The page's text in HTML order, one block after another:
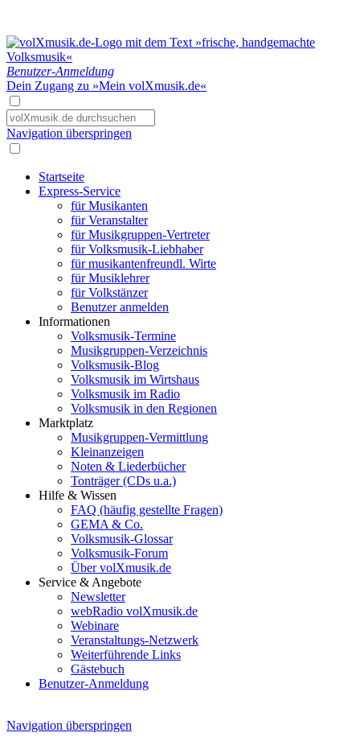
Benutzer-Anmeldung
Dein Zugang zu »Mein volXmusik.de«
Navigation überspringen
Startseite
Express-Service
für Musikanten
für Veranstalter
für Musikgruppen-Vertreter
für Volksmusik-Liebhaber
für musikantenfreundl. Wirte
für Musiklehrer
für Volkstänzer
Benutzer anmelden
Informationen
Volksmusik-Termine
Musikgruppen-Verzeichnis
Volksmusik-Blog
Volksmusik im Wirtshaus
Volksmusik im Radio
Volksmusik in den Regionen
Marktplatz
Musikgruppen-Vermittlung
Kleinanzeigen
Noten & Liederbücher
Tonträger (CDs u.a.)
Hilfe & Wissen
FAQ (häufig gestellte Fragen)
GEMA & Co.
Volksmusik-Glossar
Volksmusik-Forum
Über volXmusik.de
Service & Angebote
Newsletter
webRadio volXmusik.de
Webinare
Veranstaltungs-Netzwerk
Weiterführende Links
Gästebuch
Benutzer-Anmeldung
Navigation überspringen